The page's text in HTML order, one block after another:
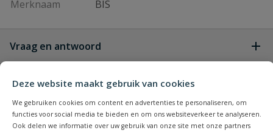
Deze website maakt gebruik van cookies
We gebruiken cookies om content en advertenties te personaliseren, om
functies voor social media te bieden en om ons websiteverkeer te analyseren.
Ook delen we informatie over uw gebruik van onze site met onze partners
Merknaam BIS
Vraag en antwoord
Heb je zelf ook een vraag over
Stel jouw
Beoordelingen